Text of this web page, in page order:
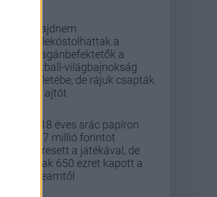
Majdnem
belekóstolhattak a
magánbefektetők a
futball-világbajnokság
üzletébe, de rájuk csapták
az ajtót
A 18 éves srác papíron
437 millió forintot
keresett a játékával, de
csak 650 ezret kapott a
Steamtől